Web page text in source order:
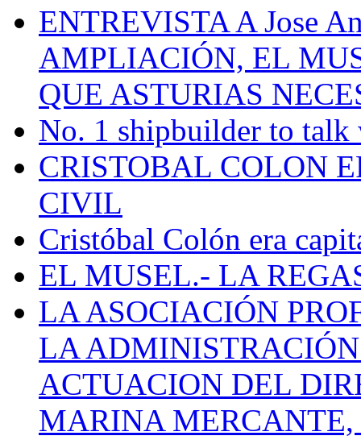
ENTREVISTA A Jose
AMPLIACIÓN, EL
QUE ASTURIAS
No. 1 shipbuilder to talk
CRISTOBAL COLON
CIVIL
Cristóbal Colón era
EL MUSEL.- LA
LA ASOCIACIÓN
LA
ACTUACION DEL
MARINA